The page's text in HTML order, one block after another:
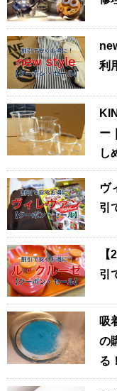
利
ー
し
ヴ
引
引
吸
の
る！